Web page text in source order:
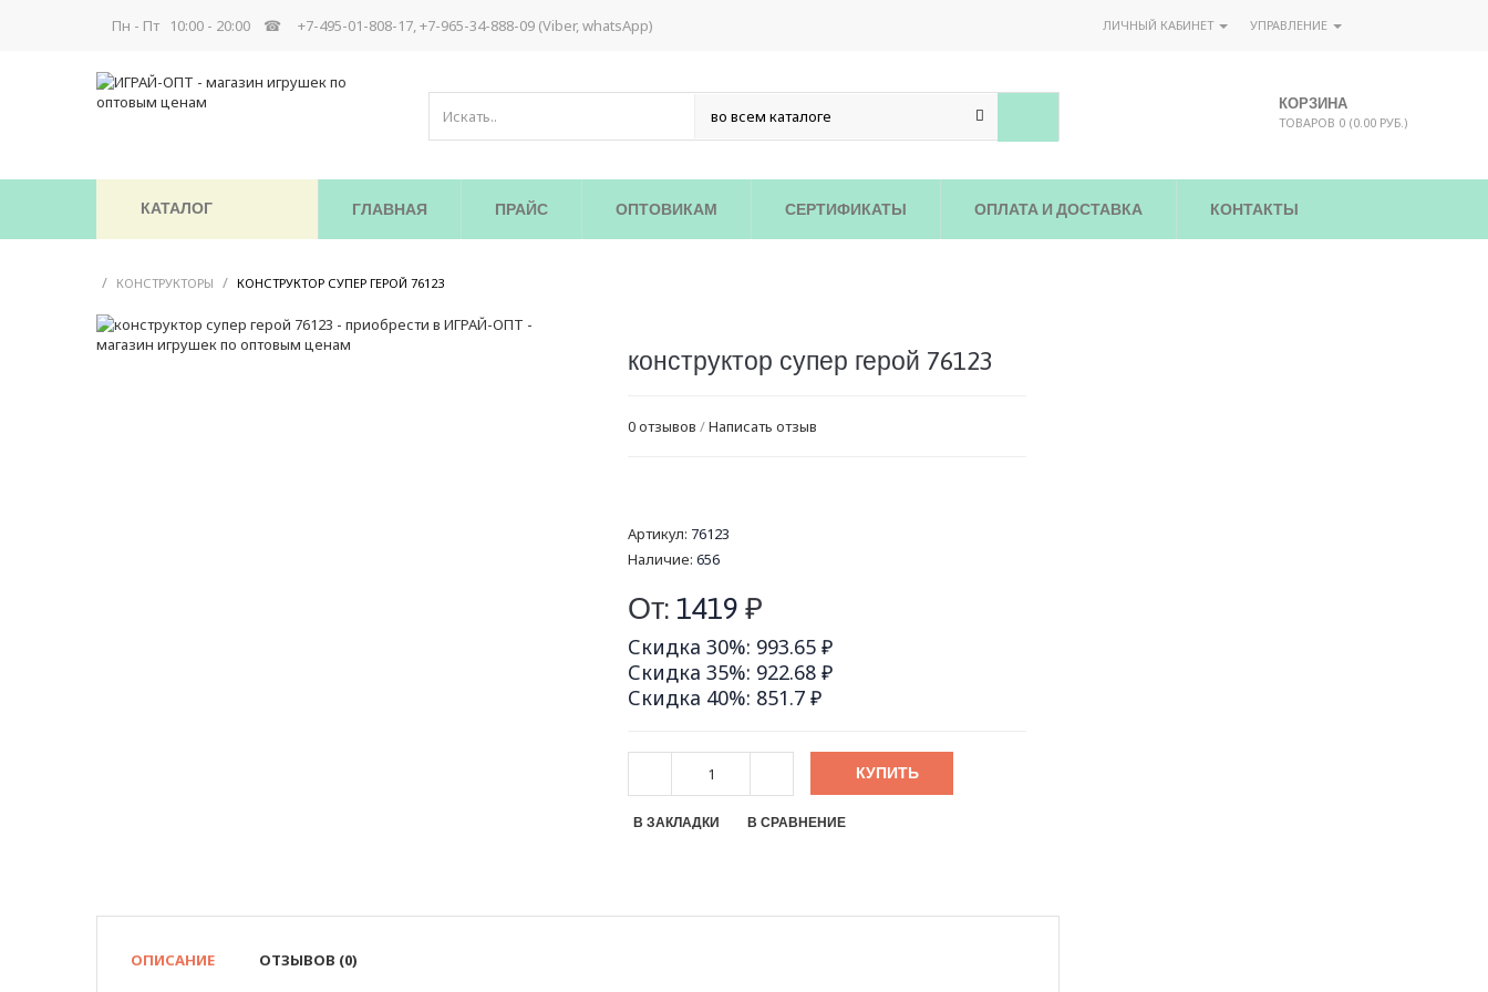
Пн - Пт 10:00 - 20:00 ☎ +7-495-01-808-17, +7-965-34-888-09 (Viber, whatsApp) ЛИЧНЫЙ КАБИНЕТ УПРАВЛЕНИЕ
КОРЗИНА
ТОВАРОВ 0 (0.00 РУБ.)
КАТАЛОГ ГЛАВНАЯ ПРАЙС ОПТОВИКАМ СЕРТИФИКАТЫ ОПЛАТА И ДОСТАВКА КОНТАКТЫ
/ КОНСТРУКТОРЫ / КОНСТРУКТОР СУПЕР ГЕРОЙ 76123
конструктор супер герой 76123
0 отзывов /Написать отзыв
Артикул: 76123
Наличие: 656
От: 1419 ₽
Скидка 30%: 993.65 ₽
Скидка 35%: 922.68 ₽
Скидка 40%: 851.7 ₽
КУПИТЬ
В ЗАКЛАДКИ В СРАВНЕНИЕ
ОПИСАНИЕ ОТЗЫВОВ (0)